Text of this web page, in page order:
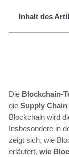
Inhalt des
Die Blockchain-
die Supply
Blockchain wird
Insbesondere in
zeigt sich, wie
erläutert, wie